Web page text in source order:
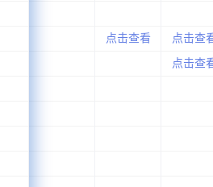
点击查看 点击查
点击查